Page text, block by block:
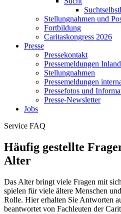
Stellungnahmen und
Fortbildung
Caritaskongress 2026
Presse
Pressekontakt
Pressemeldungen Inland
Stellungnahmen
Pressemeldungen
Pressefotos und
Presse-Newsletter
Jobs
Service FAQ
Häufig gestellte
Alter
Das Alter bringt viele Fragen mit
spielen für viele ältere Menschen
Rolle. Hier erhalten Sie Antworten
beantwortet von Fachleuten der